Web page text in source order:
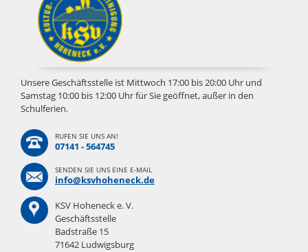
Unsere Geschäftsstelle ist Mittwoch 17:00 bis 20:00 Uhr und
Samstag 10:00 bis 12:00 Uhr für Sie geöffnet, außer in den
Schulferien.
RUFEN SIE UNS AN!
07141 - 564745
SENDEN SIE UNS EINE E-MAIL
info@ksvhoheneck.de
KSV Hoheneck e. V.
Geschäftsstelle
Badstraße 15
71642 Ludwigsburg